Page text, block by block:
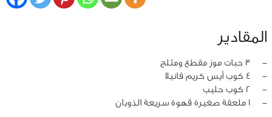
المقادير
‏-
3 حبات موز مقطع ومثلج
‏-
4 كوب أيس كريم فانيلا
‏-
2 كوب حليب
‏-
1 ملعقة صغيرة قهوة سريعة الذوبان